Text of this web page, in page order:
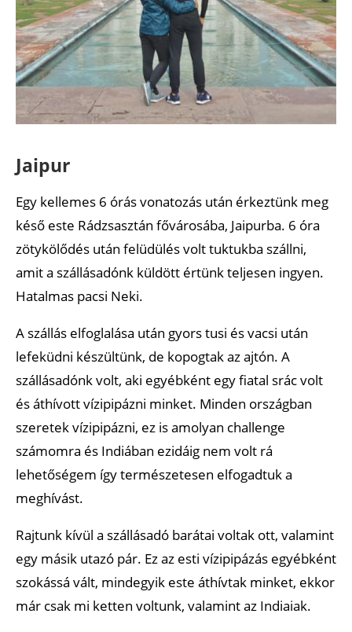
Jaipur
Egy kellemes 6 órás vonatozás után érkeztünk meg
késő este Rádzsasztán fővárosába, Jaipurba. 6 óra
zötykölődés után felüdülés volt tuktukba szállni,
amit a szállásadónk küldött értünk teljesen ingyen.
Hatalmas pacsi Neki.
A szállás elfoglalása után gyors tusi és vacsi után
lefeküdni készültünk, de kopogtak az ajtón. A
szállásadónk volt, aki egyébként egy fiatal srác volt
és áthívott vízipipázni minket. Minden országban
szeretek vízipipázni, ez is amolyan challenge
számomra és Indiában ezidáig nem volt rá
lehetőségem így természetesen elfogadtuk a
meghívást.
Rajtunk kívül a szállásadó barátai voltak ott, valamint
egy másik utazó pár. Ez az esti vízipipázás egyébként
szokássá vált, mindegyik este áthívtak minket, ekkor
már csak mi ketten voltunk, valamint az Indiaiak.